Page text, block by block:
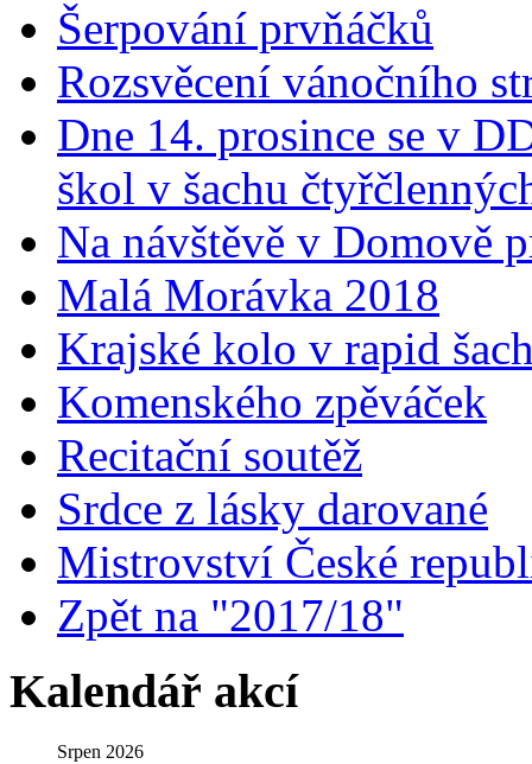
Šerpování prvňáčků
Rozsvěcení vánočního
Dne 14. prosince se v
škol v šachu
Na návštěvě v Domově
Malá Morávka 2018
Krajské kolo v rapid
Komenského zpěváček
Recitační soutěž
Srdce z lásky darované
Mistrovství České
Zpět na "2017/18"
Kalendář akcí
Srpen 2026